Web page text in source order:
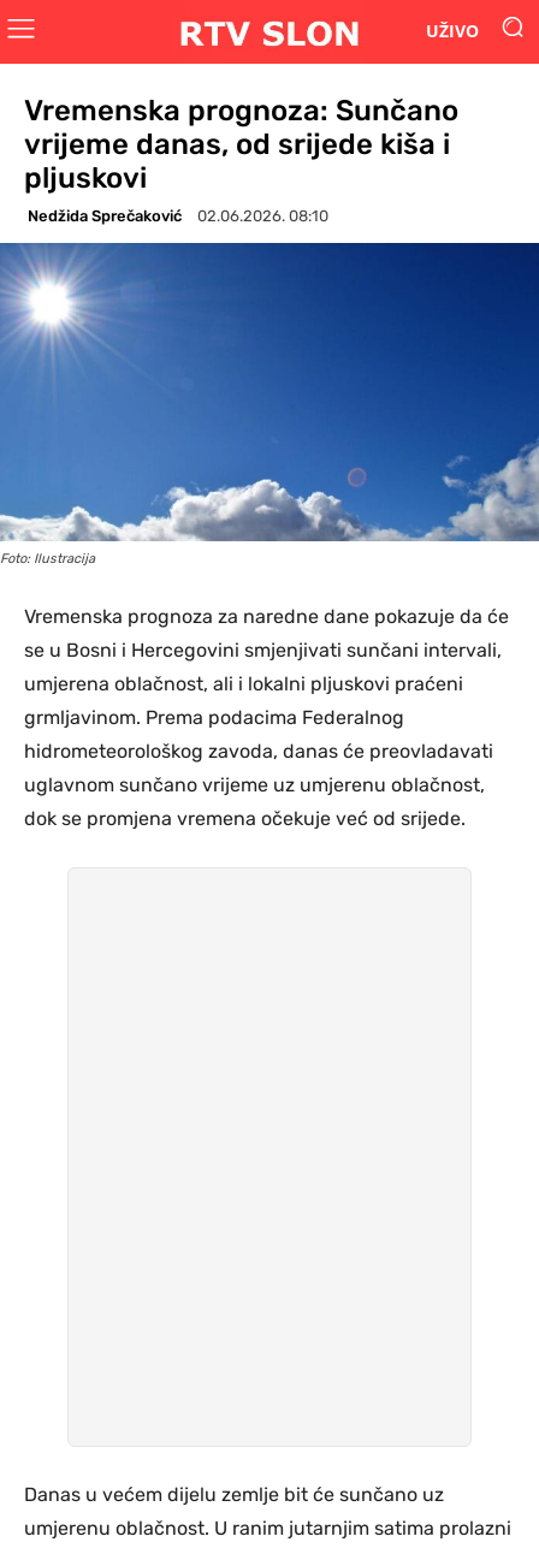
UŽIVO
Vremenska prognoza: Sunčano
vrijeme danas, od srijede kiša i
pljuskovi
Nedžida Sprečaković 02.06.2026. 08:10
Foto: Ilustracija
Vremenska prognoza za naredne dane pokazuje da će
se u Bosni i Hercegovini smjenjivati sunčani intervali,
umjerena oblačnost, ali i lokalni pljuskovi praćeni
grmljavinom. Prema podacima Federalnog
hidrometeorološkog zavoda, danas će preovladavati
uglavnom sunčano vrijeme uz umjerenu oblačnost,
dok se promjena vremena očekuje već od srijede.
Danas u većem dijelu zemlje bit će sunčano uz
umjerenu oblačnost. U ranim jutarnjim satima prolazni